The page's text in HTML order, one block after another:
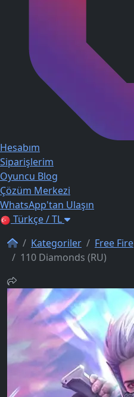
Hesabım
Siparişlerim
Oyuncu Blog
Çözüm Merkezi
WhatsApp'tan Ulaşın
Türkçe / TL
Kategoriler
Free Fire
110 Diamonds (RU)